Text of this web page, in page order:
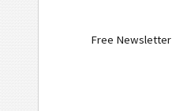
Free Newsletter